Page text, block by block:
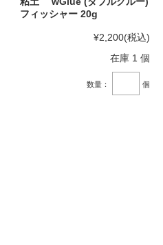
フィッシャー 20g
¥2,200(税込)
在庫 1 個
数量： 個